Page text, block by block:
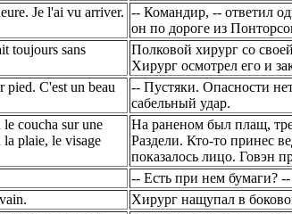
Je l'ai vu arriver. -- Командир, -- ответил
он по дороге из
toujours sans
Полковой хирург со
Хирург осмотрел его и
pied. C'est un beau
-- Пустяки. Опасности
сабельный удар.
coucha sur une
plaie, le visage
На раненом был плащ,
Раздели. Кто-то принес
показалось лицо. Говэн
-- Есть при нем бумаги?
Хирург нащупал в